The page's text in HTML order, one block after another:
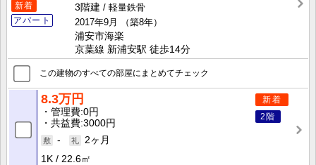
新着
アパート
3階建
軽量鉄骨
2017年9月
（築8年）
浦安市海楽
京葉線 新浦安駅 徒歩14分
この建物のすべての部屋にまとめてチェック
新着
2階
8.3万円
管理費 0円
共益費 3000円
-
2ヶ月
1K
22.6㎡